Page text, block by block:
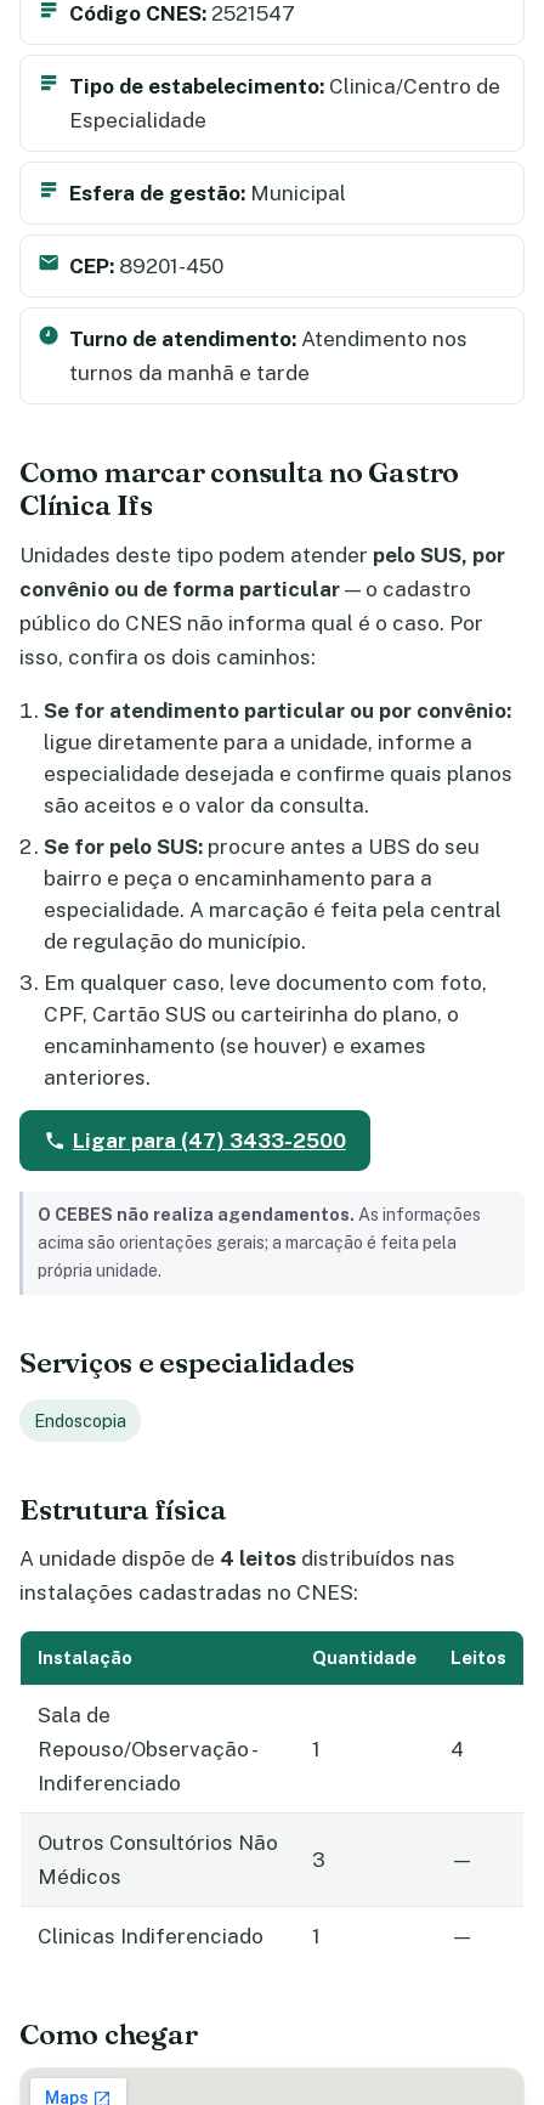
Código CNES: 2521547
Tipo de estabelecimento: Clinica/Centro de
Especialidade
Esfera de gestão: Municipal
CEP: 89201-450
Turno de atendimento: Atendimento nos
turnos da manhã e tarde
Como marcar consulta no Gastro
Clínica Ifs
Unidades deste tipo podem atender pelo SUS, por
convênio ou de forma particular — o cadastro
público do CNES não informa qual é o caso. Por
isso, confira os dois caminhos:
Se for atendimento particular ou por convênio:
ligue diretamente para a unidade, informe a
especialidade desejada e confirme quais planos
são aceitos e o valor da consulta.
Se for pelo SUS: procure antes a UBS do seu
bairro e peça o encaminhamento para a
especialidade. A marcação é feita pela central
de regulação do município.
Em qualquer caso, leve documento com foto,
CPF, Cartão SUS ou carteirinha do plano, o
encaminhamento (se houver) e exames
anteriores.
Ligar para (47) 3433-2500
O CEBES não realiza agendamentos. As informações
acima são orientações gerais; a marcação é feita pela
própria unidade.
Serviços e especialidades
Endoscopia
Estrutura física
A unidade dispõe de 4 leitos distribuídos nas
instalações cadastradas no CNES:
Instalação Quantidade Leitos
Sala de
Repouso/Observação -
Indiferenciado
1 4
Outros Consultórios Não
Médicos
3 —
Clinicas Indiferenciado 1 —
Como chegar